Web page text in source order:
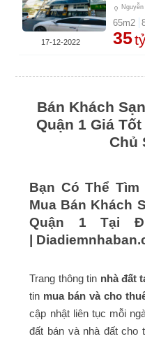
65m2
35
17-12-2022
Bán Khách
Quận 1 Giá
Chủ
Bạn Có Thể
Mua Bán Khách
Quận 1 Tại
Trang thông tin nhà đất
tin mua bán và cho
cập nhật liên tục mỗi
đất bán và nhà đất cho